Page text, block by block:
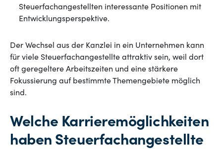
Steuerfachangestellten interessante Positionen mit
Entwicklungsperspektive.
Der Wechsel aus der Kanzlei in ein Unternehmen kann
für viele Steuerfachangestellte attraktiv sein, weil dort
oft geregeltere Arbeitszeiten und eine stärkere
Fokussierung auf bestimmte Themengebiete möglich
sind.
Welche Karrieremöglichkeiten
haben Steuerfachangestellte